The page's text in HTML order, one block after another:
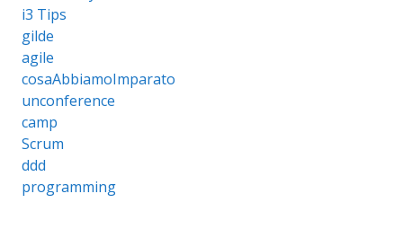
i3 Tips
gilde
agile
cosaAbbiamoImparato
unconference
camp
Scrum
ddd
programming